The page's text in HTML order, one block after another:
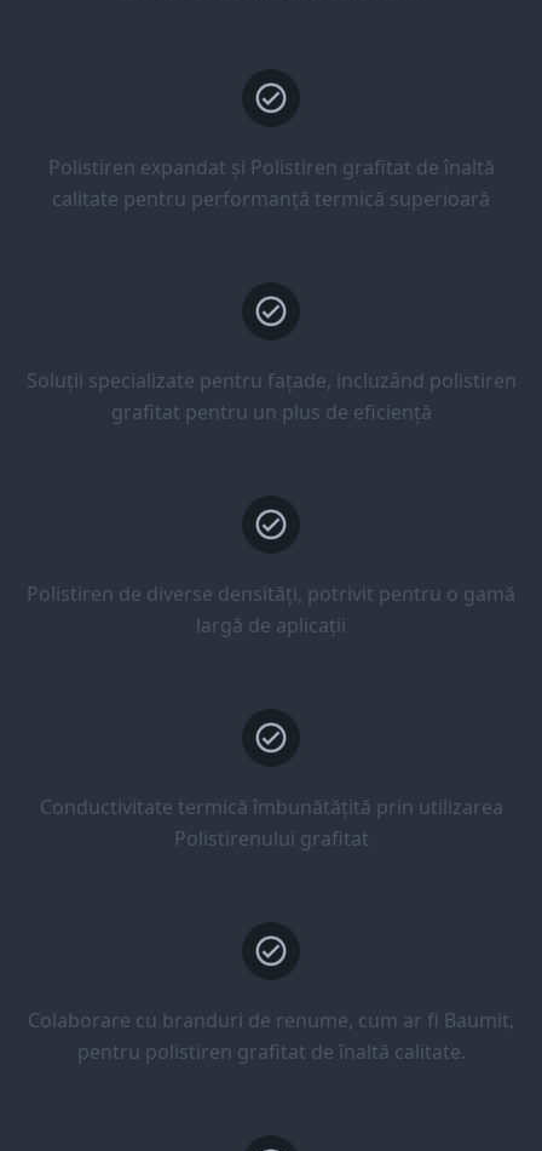
Polistiren expandat și Polistiren grafitat de înaltă
calitate pentru performanță termică superioară
Soluții specializate pentru fațade, incluzând polistiren
grafitat pentru un plus de eficiență
Polistiren de diverse densități, potrivit pentru o gamă
largă de aplicații
Conductivitate termică îmbunătățită prin utilizarea
Polistirenului grafitat
Colaborare cu branduri de renume, cum ar fi Baumit,
pentru polistiren grafitat de înaltă calitate.